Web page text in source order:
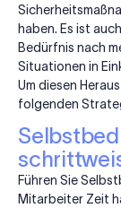
haben. Es ist
Bedürfnis nach
Situationen in
Um diesen
folgenden
Führen Sie
Mitarbeiter Zeit